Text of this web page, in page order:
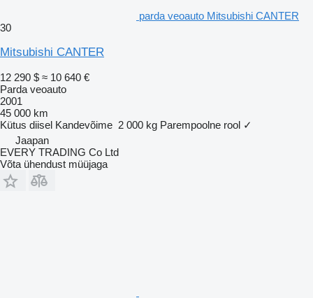
parda veoauto Mitsubishi CANTER
30
Mitsubishi CANTER
12 290 $ ≈ 10 640 €
Parda veoauto
2001
45 000 km
Kütus diisel Kandevõime 2 000 kg Parempoolne rool ✓
Jaapan
EVERY TRADING Co Ltd
Võta ühendust müüjaga